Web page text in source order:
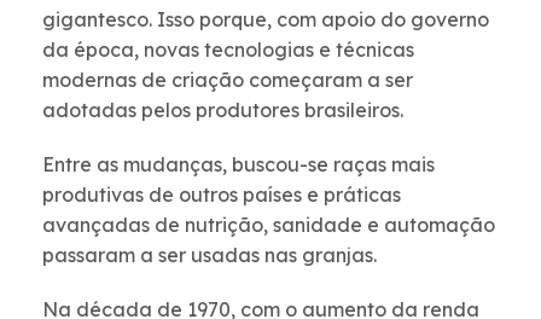
gigantesco. Isso porque, com apoio do governo
da época, novas tecnologias e técnicas
modernas de criação começaram a ser
adotadas pelos produtores brasileiros.
Entre as mudanças, buscou-se raças mais
produtivas de outros países e práticas
avançadas de nutrição, sanidade e automação
passaram a ser usadas nas granjas.
Na década de 1970, com o aumento da renda